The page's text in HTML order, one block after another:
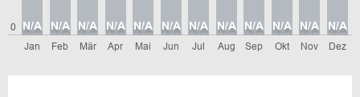
0
Jan
N/A
Feb
N/A
Mär
N/A
Apr
N/A
Mai
N/A
Jun
N/A
Jul
N/A
Aug
N/A
Sep
N/A
Okt
N/A
Nov
N/A
Dez
N/A